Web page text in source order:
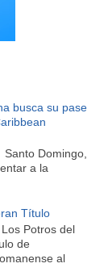
busca su pase
Domingo,
a la
Título
Potros del
de
al